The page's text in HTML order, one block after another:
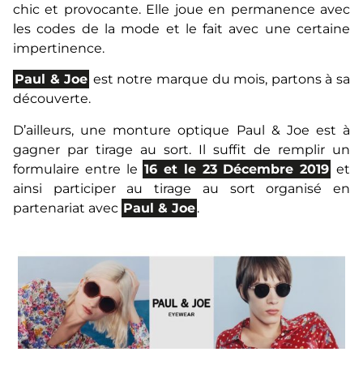
chic et provocante. Elle joue en permanence avec
les codes de la mode et le fait avec une certaine
impertinence.
Paul & Joe est notre marque du mois, partons à sa
découverte.
D’ailleurs, une monture optique Paul & Joe est à
gagner par tirage au sort. Il suffit de remplir un
formulaire entre le 16 et le 23 Décembre 2019 et
ainsi participer au tirage au sort organisé en
partenariat avec Paul & Joe.